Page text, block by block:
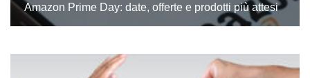
Amazon Prime Day: date, offerte e prodotti più attesi